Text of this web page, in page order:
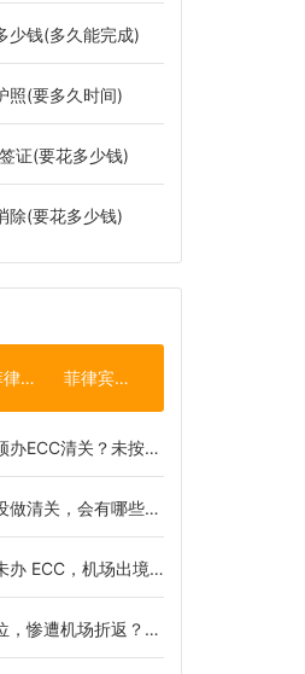
少钱(多久能完成)
照(要多久时间)
证(要花多少钱)
除(要花多少钱)
菲律宾绿卡 菲律宾杜马盖地
按规定办理清关的实际后果
，会有哪些严重后果？
场出境会遇到哪些实际问题
折返？看完避坑少走弯路